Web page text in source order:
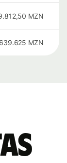
MZN
639.625 MZN